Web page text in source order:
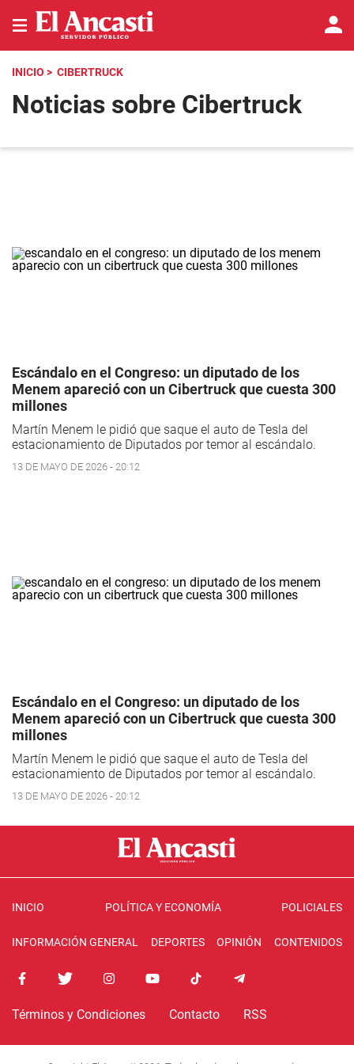
INICIO > CIBERTRUCK
Noticias sobre Cibertruck
Escándalo en el Congreso: un diputado de los
Menem apareció con un Cibertruck que cuesta 300
millones
Martín Menem le pidió que saque el auto de Tesla del
estacionamiento de Diputados por temor al escándalo.
13 DE MAYO DE 2026 - 20:12
Escándalo en el Congreso: un diputado de los
Menem apareció con un Cibertruck que cuesta 300
millones
Martín Menem le pidió que saque el auto de Tesla del
estacionamiento de Diputados por temor al escándalo.
13 DE MAYO DE 2026 - 20:12
INICIO POLÍTICA Y ECONOMÍA POLICIALES
INFORMACIÓN GENERAL DEPORTES OPINIÓN CONTENIDOS
Términos y Condiciones Contacto RSS